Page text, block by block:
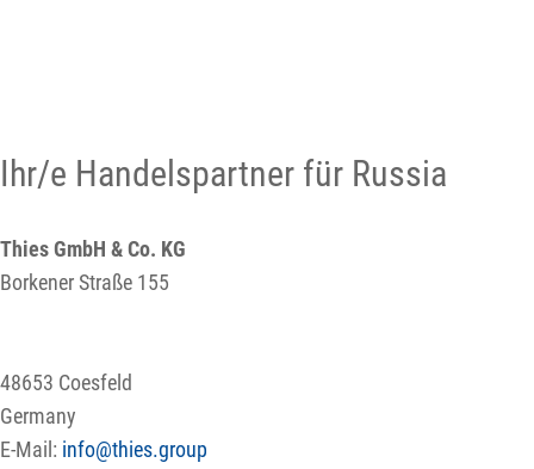
Ihr/e Handelspartner für Russia
Thies GmbH & Co. KG
Borkener Straße 155
48653 Coesfeld
Germany
E-Mail: info@thies.group